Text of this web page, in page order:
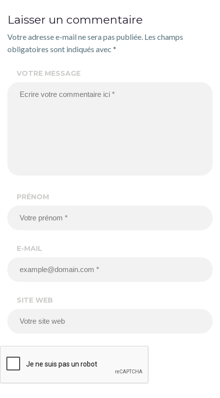
Laisser un commentaire
Votre adresse e-mail ne sera pas publiée. Les champs
obligatoires sont indiqués avec *
VOTRE MESSAGE
PRÉNOM
E-MAIL
SITE WEB